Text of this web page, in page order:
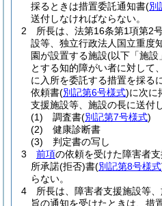
採るときは措置委託通知書(別
送付しなければならない。
2
所長は、法第16条第1項第2
設等、独立行政法人国立重度
園が設置する施設(以下「施設
とする知的障がい者に対して
に入所を委託する措置を採る
依頼書(別記第6号様式)に次に
支援施設等、施設の長に送付
(1)
調査書(別記第7号様式)
(2)
健康診断書
(3)
判定書の写し
3
前項の依頼を受けた障害者
所承諾(拒否)書(別記第8号様式
らない。
4
所長は、障害者支援施設等
旨の通知を受けたときは、措